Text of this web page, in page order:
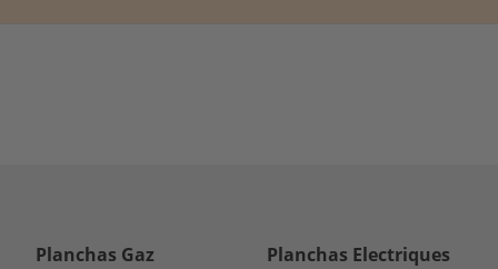
Planchas Gaz Planchas Electriques